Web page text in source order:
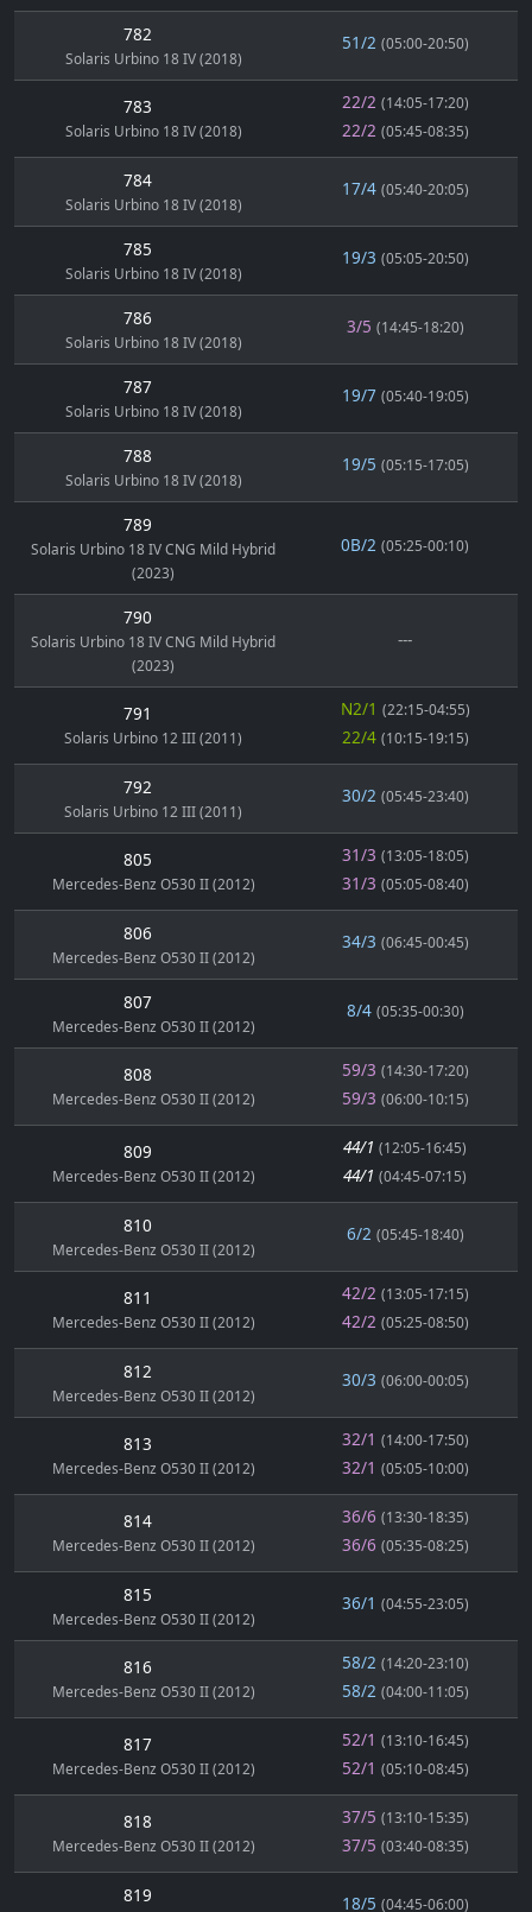
782
Solaris Urbino 18 IV (2018)
51/2 (05:00-20:50)
783
Solaris Urbino 18 IV (2018)
22/2 (14:05-17:20)
22/2 (05:45-08:35)
784
Solaris Urbino 18 IV (2018)
17/4 (05:40-20:05)
785
Solaris Urbino 18 IV (2018)
19/3 (05:05-20:50)
786
Solaris Urbino 18 IV (2018)
3/5 (14:45-18:20)
787
Solaris Urbino 18 IV (2018)
19/7 (05:40-19:05)
788
Solaris Urbino 18 IV (2018)
19/5 (05:15-17:05)
789
Solaris Urbino 18 IV CNG Mild Hybrid
(2023)
0B/2 (05:25-00:10)
790
Solaris Urbino 18 IV CNG Mild Hybrid
(2023)
---
791
Solaris Urbino 12 III (2011)
N2/1 (22:15-04:55)
22/4 (10:15-19:15)
792
Solaris Urbino 12 III (2011)
30/2 (05:45-23:40)
805
Mercedes-Benz O530 II (2012)
31/3 (13:05-18:05)
31/3 (05:05-08:40)
806
Mercedes-Benz O530 II (2012)
34/3 (06:45-00:45)
807
Mercedes-Benz O530 II (2012)
8/4 (05:35-00:30)
808
Mercedes-Benz O530 II (2012)
59/3 (14:30-17:20)
59/3 (06:00-10:15)
809
Mercedes-Benz O530 II (2012)
44/1 (12:05-16:45)
44/1 (04:45-07:15)
810
Mercedes-Benz O530 II (2012)
6/2 (05:45-18:40)
811
Mercedes-Benz O530 II (2012)
42/2 (13:05-17:15)
42/2 (05:25-08:50)
812
Mercedes-Benz O530 II (2012)
30/3 (06:00-00:05)
813
Mercedes-Benz O530 II (2012)
32/1 (14:00-17:50)
32/1 (05:05-10:00)
814
Mercedes-Benz O530 II (2012)
36/6 (13:30-18:35)
36/6 (05:35-08:25)
815
Mercedes-Benz O530 II (2012)
36/1 (04:55-23:05)
816
Mercedes-Benz O530 II (2012)
58/2 (14:20-23:10)
58/2 (04:00-11:05)
817
Mercedes-Benz O530 II (2012)
52/1 (13:10-16:45)
52/1 (05:10-08:45)
818
Mercedes-Benz O530 II (2012)
37/5 (13:10-15:35)
37/5 (03:40-08:35)
819 18/5 (04:45-06:00)